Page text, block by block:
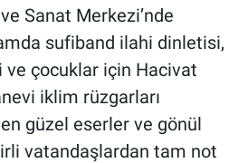
Sanat Merkezi’nde
sufiband ilahi dinletisi,
çocuklar için Hacivat
iklim rüzgarları
güzel eserler ve gönül
vatandaşlardan tam not